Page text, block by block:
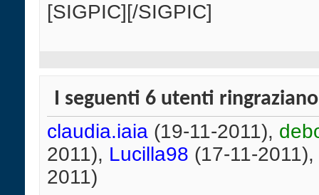
[SIGPIC][/SIGPIC]
I seguenti 6 utenti
claudia.iaia (19-11-2011),
2011), Lucilla98 (17-11-2011),
2011)